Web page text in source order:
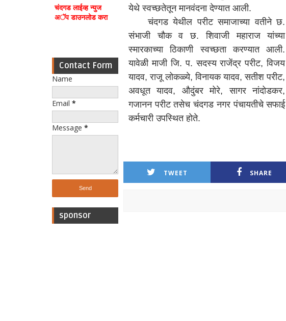
चंदगड लाईव्ह न्युज
अॅप डाउनलोड करा
Contact Form
Name
Email *
Message *
sponsor
येथे स्वच्छतेतून मानवंदना देण्यात आली.
चंदगड येथील परीट समाजाच्या वतीने छ.
संभाजी चौक व छ. शिवाजी महाराज यांच्या
स्मारकाच्या ठिकाणी स्वच्छता करण्यात आली.
यावेळी माजी जि. प. सदस्य राजेंद्र परीट, विजय
यादव, राजू लोकळ्ये, विनायक यादव, सतीश परीट,
अवधूत यादव, औदुंबर मोरे, सागर नांदोडकर,
गजानन परीट तसेच चंदगड नगर पंचायतीचे सफाई
कर्मचारी उपस्थित होते.
TWEET SHARE